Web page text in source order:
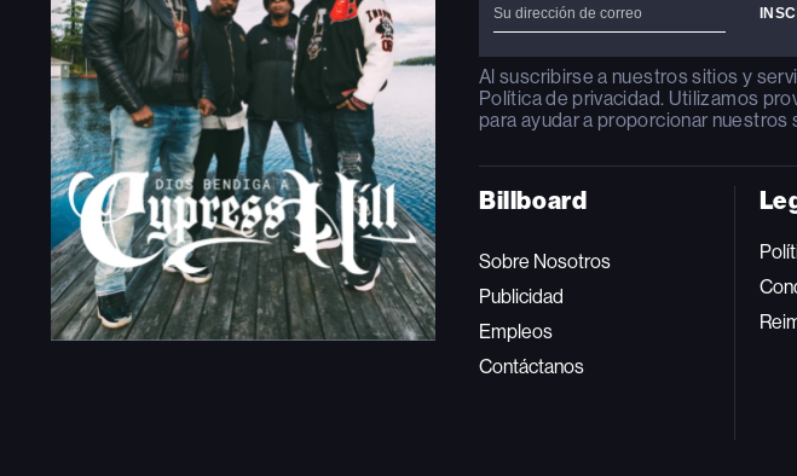
Al suscribirse a nuestros sitios y
Política de privacidad. Utilizamos
para ayudar a proporcionar nuestros
Billboard
Sobre Nosotros
Publicidad
Empleos
Contáctanos